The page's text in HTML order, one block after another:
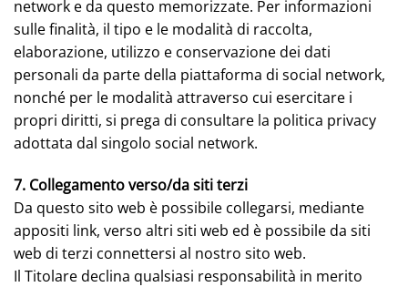
network e da questo memorizzate. Per informazioni
sulle finalità, il tipo e le modalità di raccolta,
elaborazione, utilizzo e conservazione dei dati
personali da parte della piattaforma di social network,
nonché per le modalità attraverso cui esercitare i
propri diritti, si prega di consultare la politica privacy
adottata dal singolo social network.
7. Collegamento verso/da siti terzi
Da questo sito web è possibile collegarsi, mediante
appositi link, verso altri siti web ed è possibile da siti
web di terzi connettersi al nostro sito web.
Il Titolare declina qualsiasi responsabilità in merito